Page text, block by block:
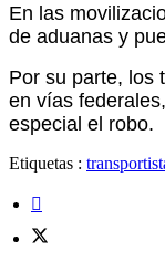
En las
de aduanas y
Por su parte, los
en vías
especial el robo.
Etiquetas :